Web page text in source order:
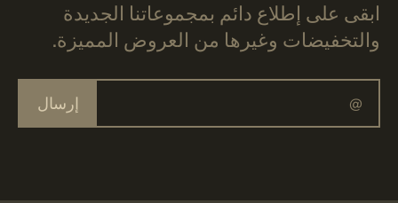
ابقى على إطلاع دائم بمجموعاتنا الجديدة
والتخفيضات وغيرها من العروض المميزة.
إرسال